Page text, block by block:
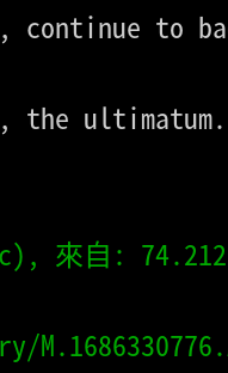
continue to
the ultimatum.